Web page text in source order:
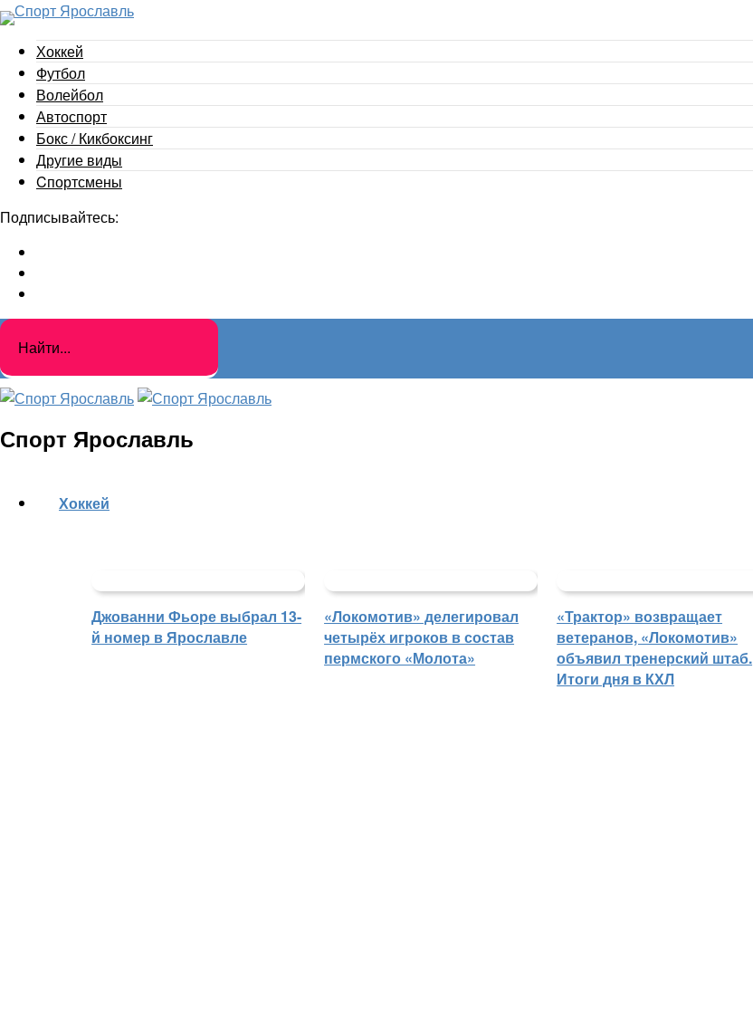
Хоккей
Футбол
Волейбол
Автоспорт
Бокс / Кикбоксинг
Другие виды
Cпортсмены
Подписывайтесь:
Спорт Ярославль
Хоккей
Джованни Фьоре выбрал 13-
й номер в Ярославле
«Локомотив» делегировал
четырёх игроков в состав
пермского «Молота»
«Трактор» возвращает
ветеранов, «Локомотив»
объявил тренерский штаб.
Итоги дня в КХЛ